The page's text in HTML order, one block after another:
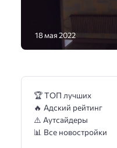
18 мая 2022
🏆 ТОП лучших
🔥 Адский рейтинг
⚠️ Аутсайдеры
📊 Все новостройки